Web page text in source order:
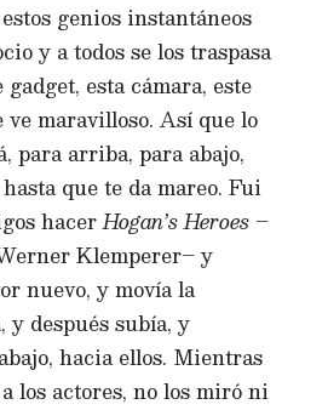
genios instantáneos
y a todos se los traspasa
esta cámara, este
ve maravilloso. Así que lo
para arriba, para abajo,
que te da mareo. Fui
hacerHogan’s Heroes –
Klemperer– y
nuevo, y movía la
y después subía, y
hacia ellos. Mientras
los actores, no los miró ni